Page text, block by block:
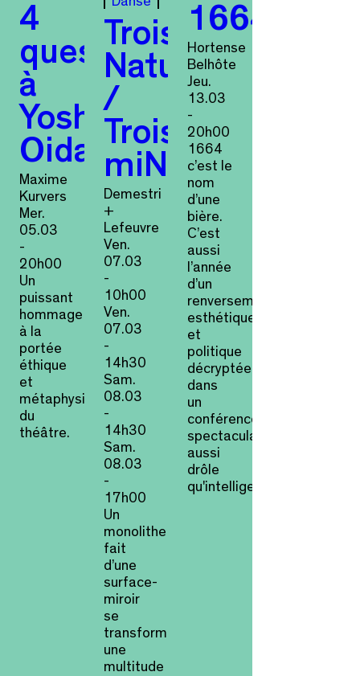
4
questions
à
Yoshi
Oida
Maxime
Kurvers
Mer.
05.03
-
20h00
Un
puissant
hommage
à la
portée
éthique
et
métaphysique
du
théâtre.
Troisième
Nature
/
Troisième
miNiature
Demestri
+
Lefeuvre
Ven.
07.03
-
10h00
Ven.
07.03
-
14h30
Sam.
08.03
-
14h30
Sam.
08.03
-
17h00
Un
monolithe
fait
d’une
surface-
miroir
se
transforme
une
multitude
1664
Hortense
Belhôte
Jeu.
13.03
-
20h00
1664
c’est le
nom
d’une
bière.
C’est
aussi
l’année
d’un
renversement
esthétique
et
politique
décryptée
dans
un
conférence
spectaculaire
aussi
drôle
qu'intelligente.